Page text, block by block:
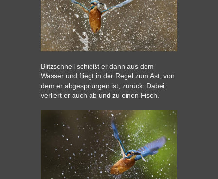
Blitzschnell schießt er dann aus dem
Wasser und fliegt in der Regel zum Ast, von
dem er abgesprungen ist, zurück. Dabei
verliert er auch ab und zu einen Fisch.